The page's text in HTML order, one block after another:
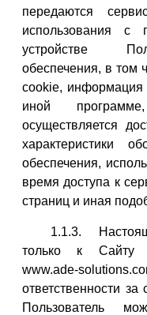
передаются
использования с
устройстве
обеспечения, в том
cookie, информация
иной
осуществляется
характеристики
обеспечения,
время доступа к
страниц и иная
1.1.3.
только к Сайту
www.ade-
ответственности
Пользователь